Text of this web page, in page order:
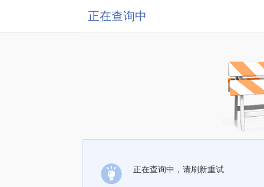
正在查询中
正在查询中，请刷新重试